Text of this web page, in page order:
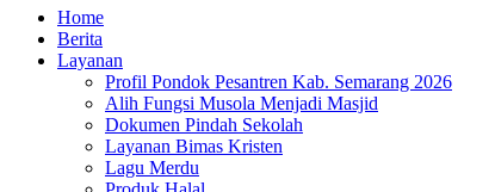
Home
Berita
Layanan
Profil Pondok Pesantren Kab. Semarang 2026
Alih Fungsi Musola Menjadi Masjid
Dokumen Pindah Sekolah
Layanan Bimas Kristen
Lagu Merdu